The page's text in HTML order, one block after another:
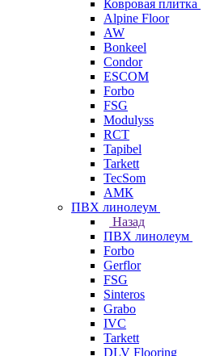
Ковровая плитка
Alpine Floor
AW
Bonkeel
Condor
ESCOM
Forbo
FSG
Modulyss
RCT
Tapibel
Tarkett
TecSom
АМК
ПВХ линолеум
Назад
ПВХ линолеум
Forbo
Gerflor
FSG
Sinteros
Grabo
IVC
Tarkett
DLV Flooring